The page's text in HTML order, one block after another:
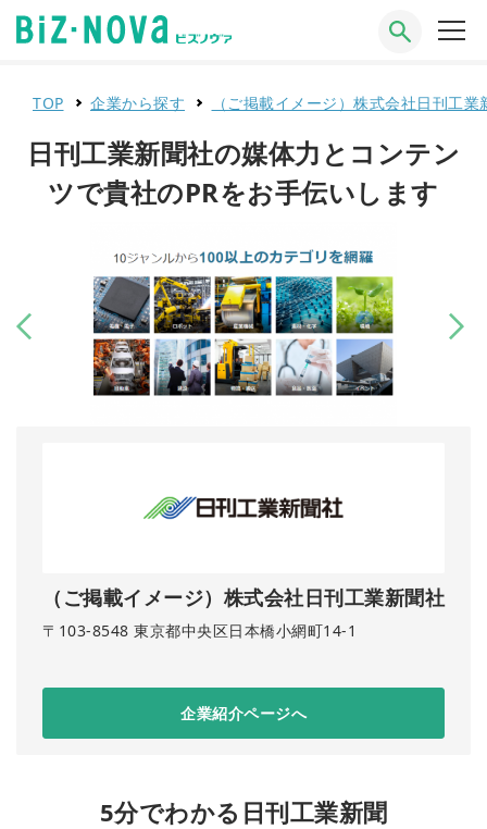
TOP 企業から探す （ご掲載イメージ）株式会社日刊工業
（ご掲載イメージ）株式会社日刊工業新聞社
〒103-8548 東京都中央区日本橋小網町14-1
企業紹介ページへ
日刊工業新聞社の媒体力とコンテン
ツで貴社のPRをお手伝いします
5分でわかる日刊工業新聞